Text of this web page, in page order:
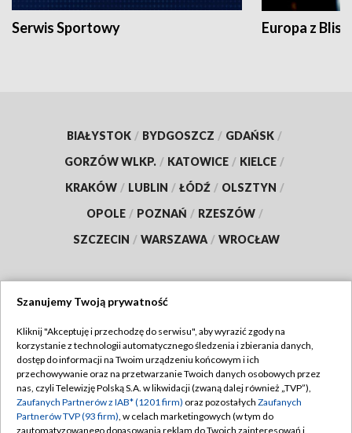
Serwis Sportowy Europa z
BIAŁYSTOK / BYDGOSZCZ / GDAŃSK /
GORZÓW WLKP. / KATOWICE / KIELCE /
KRAKÓW / LUBLIN / ŁÓDŹ / OLSZTYN /
OPOLE / POZNAŃ / RZESZÓW /
SZCZECIN / WARSZAWA / WROCŁAW
TVP
Abonament TVP
Emisja w TVP
Centrum informacji TVP
Regulamin TVP
Polityka prywatności
Moje zgody
Szanujemy Twoją prywatność
Kliknij "Akceptuję i przechodzę do serwisu", aby wyrazić zgody na
korzystanie z technologii automatycznego śledzenia i zbierania danych,
dostęp do informacji na Twoim urządzeniu końcowym i ich
przechowywanie oraz na przetwarzanie Twoich danych osobowych przez
nas, czyli Telewizję Polską S.A. w likwidacji (zwaną dalej również „TVP”),
Zaufanych Partnerów z IAB* (1201 firm) oraz pozostałych Zaufanych
Partnerów TVP (93 firm), w celach marketingowych (w tym do
zautomatyzowanego dopasowania reklam do Twoich zainteresowań i